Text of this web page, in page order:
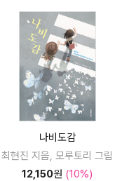
나비도감
최현진 지음, 모루토리 그림
12,150원 (10%)